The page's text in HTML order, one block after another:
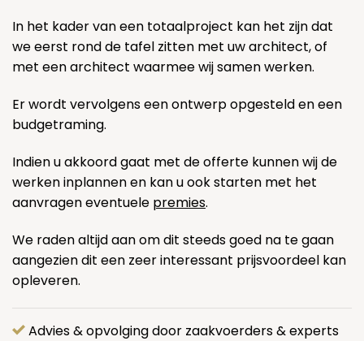
In het kader van een totaalproject kan het zijn dat
we eerst rond de tafel zitten met uw architect, of
met een architect waarmee wij samen werken.
Er wordt vervolgens een ontwerp opgesteld en een
budgetraming.
Indien u akkoord gaat met de offerte kunnen wij de
werken inplannen en kan u ook starten met het
aanvragen eventuele premies.
We raden altijd aan om dit steeds goed na te gaan
aangezien dit een zeer interessant prijsvoordeel kan
opleveren.
Advies & opvolging door zaakvoerders & experts